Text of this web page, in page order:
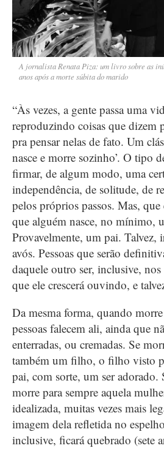
A jornalista Renata Piza: um livro sobre as
anos após a morte súbita do marido
“Às vezes, a gente passa uma
reproduzindo coisas que dizem
pra pensar nelas de fato. Um
nasce e morre sozinho’. O tipo
firmar, de algum modo, uma
independência, de solitude, de
pelos próprios passos. Mas,
que alguém nasce, no mínimo,
Provavelmente, um pai. Talvez,
avós. Pessoas que serão
daquele outro ser, inclusive,
que ele crescerá ouvindo, e
Da mesma forma, quando
pessoas falecem ali, ainda que
enterradas, ou cremadas. Se
também um filho, o filho visto
pai, com sorte, um ser
morre para sempre aquela
idealizada, muitas vezes mais
imagem dela refletida no
inclusive, ficará quebrado (sete